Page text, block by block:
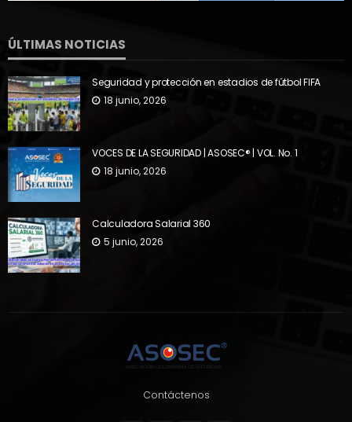
ÚLTIMAS NOTICIAS
Seguridad y protección en estadios de fútbol FIFA
18 junio, 2026
VOCES DE LA SEGURIDAD | ASOSEC® | VOL. No. 1
18 junio, 2026
Calculadora Salarial 360
5 junio, 2026
Contáctenos